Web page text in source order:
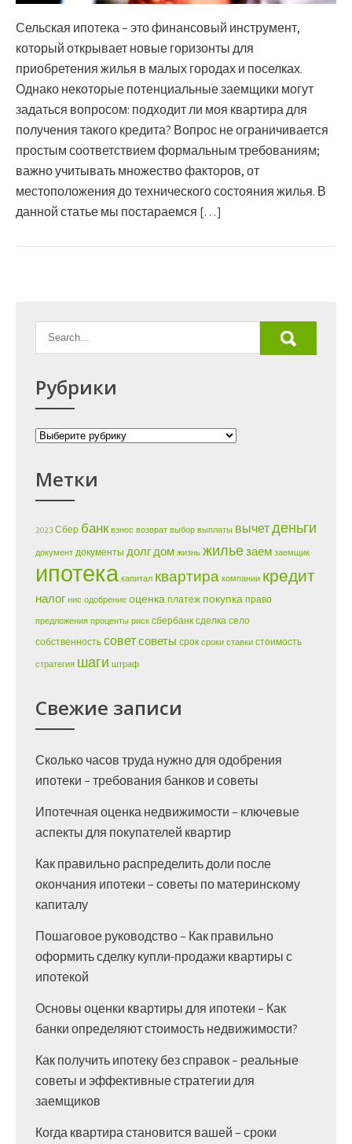
Сельская ипотека – это финансовый инструмент,
который открывает новые горизонты для
приобретения жилья в малых городах и поселках.
Однако некоторые потенциальные заемщики могут
задаться вопросом: подходит ли моя квартира для
получения такого кредита? Вопрос не ограничивается
простым соответствием формальным требованиям;
важно учитывать множество факторов, от
местоположения до технического состояния жилья. В
данной статье мы постараемся […]
Рубрики
Рубрики
Метки
2023 Сбер банк взнос возврат выбор выплаты вычетденьги
документ документы долгдом жизнь жильезаем заемщик
ипотека капитал квартира компании кредит
налог нис одобрение оценкаплатеж покупкаправо
предложения проценты риск сбербанксделкасело
собственностьсоветсоветы срок сроки ставки стоимость
стратегия шаги штраф
Свежие записи
Сколько часов труда нужно для одобрения
ипотеки – требования банков и советы
Ипотечная оценка недвижимости – ключевые
аспекты для покупателей квартир
Как правильно распределить доли после
окончания ипотеки – советы по материнскому
капиталу
Пошаговое руководство – Как правильно
оформить сделку купли-продажи квартиры с
ипотекой
Основы оценки квартиры для ипотеки – Как
банки определяют стоимость недвижимости?
Как получить ипотеку без справок – реальные
советы и эффективные стратегии для
заемщиков
Когда квартира становится вашей – сроки